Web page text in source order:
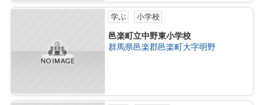
学ぶ 小学校
邑楽町立中野東小学校
群馬県邑楽郡邑楽町大字明野